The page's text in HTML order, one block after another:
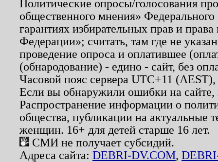
Политические опросы/голосования
общественного мнения»
гарантиях избирательных прав и
Федерации»; считать, там где не
проведение опроса и оплатившее
(обнародование) - едино - сайт, без
Часовой пояс сервера UTC+11
Если вы обнаружили ошибки на
Распространение информации о
общества, публикации на актуальные
женщин. 16+ для детей старше 16 лет.
СМИ не получает субсидий.
Адреса сайта: DEBRI-DV.COM,